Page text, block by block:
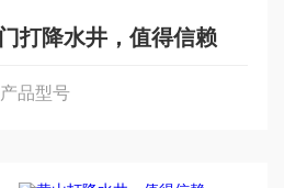
打降水井，值得信赖
产品型号